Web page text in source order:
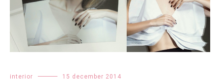
interior 15 december 2014